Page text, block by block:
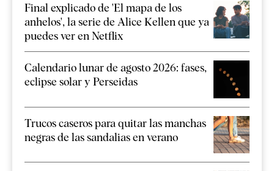
Final explicado de 'El mapa de los
anhelos', la serie de Alice Kellen que ya
puedes ver en Netflix
Calendario lunar de agosto 2026: fases,
eclipse solar y Perseidas
Trucos caseros para quitar las manchas
negras de las sandalias en verano